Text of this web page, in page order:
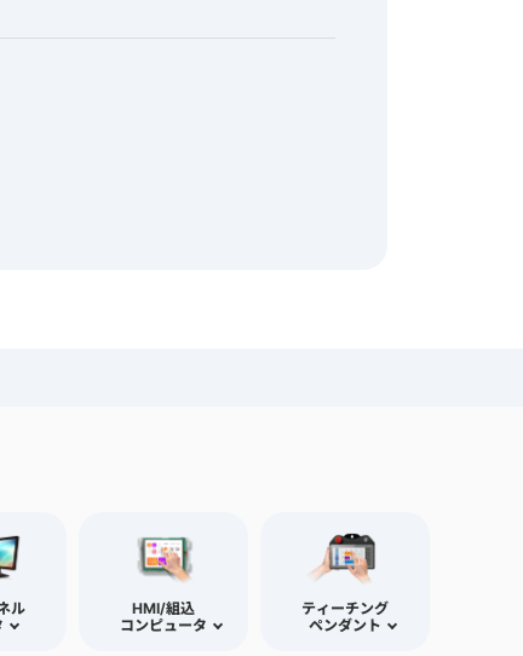
ル
HMI/組込
コンピュータ
ティーチング
ペンダント